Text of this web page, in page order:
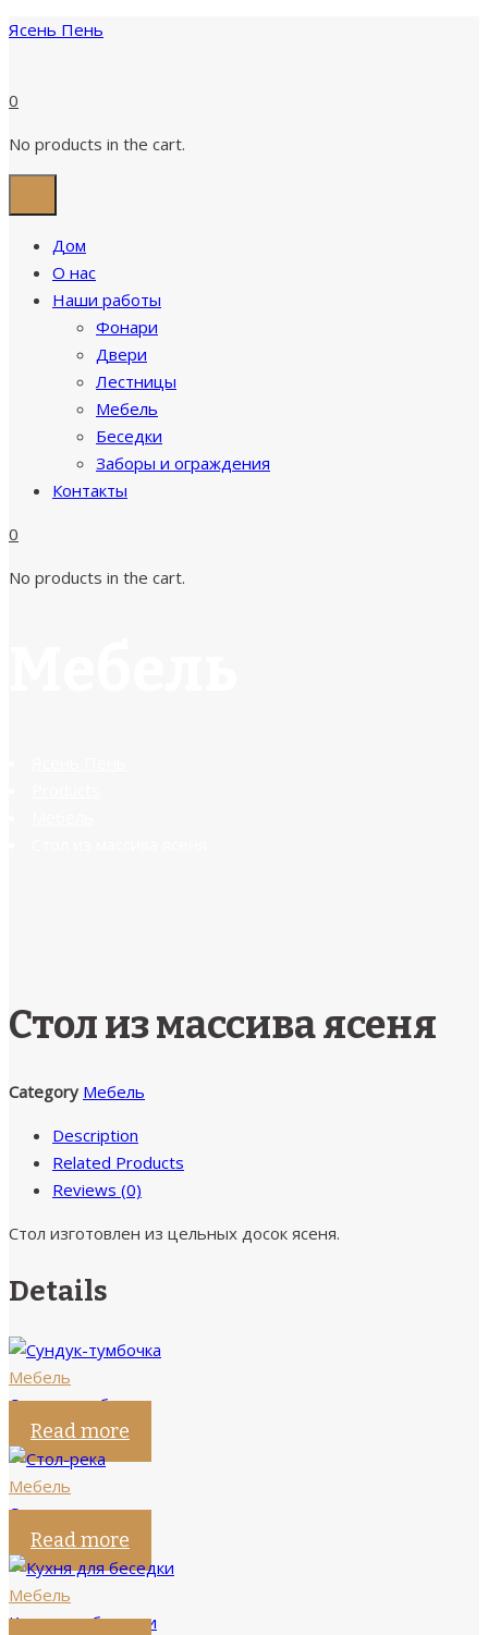
Ясень Пень
0
No products in the cart.
Дом
О нас
Наши работы
Фонари
Двери
Лестницы
Мебель
Беседки
Заборы и ограждения
Контакты
0
No products in the cart.
Стол из массива ясеня
Category Мебель
Description
Related Products
Reviews (0)
Стол изготовлен из цельных досок ясеня.
Details
Мебель
Сундук-тумбочка
Read more
Мебель
Стол-река
Read more
Мебель
Кухня для беседки